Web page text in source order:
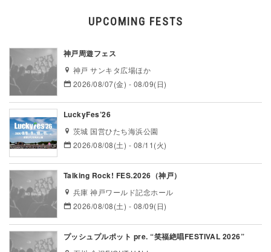
UPCOMING FESTS
神戸周遊フェス
神戸 サンキタ広場ほか
2026/08/07(金) - 08/09(日)
LuckyFes’26
茨城 国営ひたち海浜公園
2026/08/08(土) - 08/11(火)
Talking Rock! FES.2026（神戸）
兵庫 神戸ワールド記念ホール
2026/08/08(土) - 08/09(日)
プッシュプルポット pre. “笑福絶唱FESTIVAL 2026”